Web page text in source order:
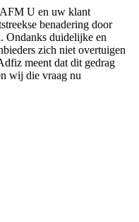
U en uw klant
benadering door
Ondanks duidelijke en
zich niet overtuigen
meent dat dit gedrag
wij die vraag nu